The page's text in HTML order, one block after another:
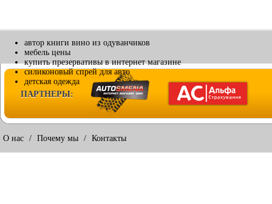
автор книги вино из одуванчиков
мебель цены
купить презервативы в интернет магазине
силиконовый спрей для авто
детская одежда
ПАРТНЕРЫ:
О нас / Почему мы / Контакты